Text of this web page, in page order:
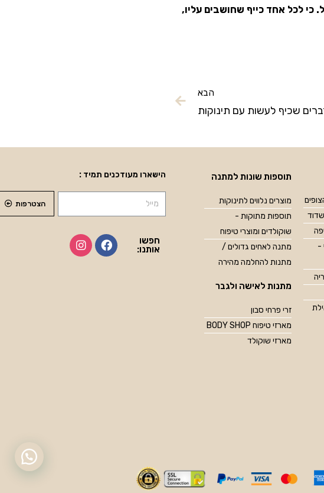
לכל אחד כייף שחושבים עליו,
הבא
-
תוספות שונות למתנה
מוצרים נלווים לתינוקות
תוספות מתוקות -
שוקולדים ומוצרי טיפוח
מתנה לאחים גדולים /
מתנות להחלמה מהירה
מתנות לאישה ולגבר
זרי פרחי סבון
מארזי טיפוח BODY SHOP
מארזי שוקולד
הישארו מעודכנים תמיד :
הצטרפות
חפשו
אותנו: